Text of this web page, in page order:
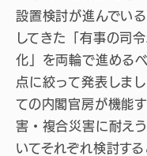
設置検討が進んでい
してきた「有事の司
化」を両輪で進める
点に絞って発表しま
ての内閣官房が機能
害・複合災害に耐え
いてそれぞれ検討す